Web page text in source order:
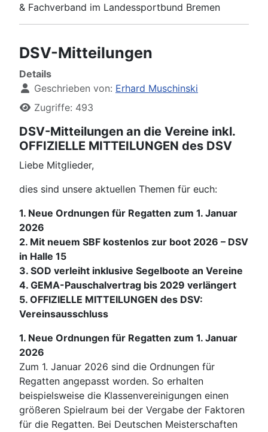
& Fachverband im Landessportbund Bremen
DSV-Mitteilungen
Details
Geschrieben von: Erhard Muschinski
Zugriffe: 493
DSV-Mitteilungen an die Vereine inkl.
OFFIZIELLE MITTEILUNGEN des DSV
Liebe Mitglieder,
dies sind unsere aktuellen Themen für euch:
1. Neue Ordnungen für Regatten zum 1. Januar
2026
2. Mit neuem SBF kostenlos zur boot 2026 – DSV
in Halle 15
3. SOD verleiht inklusive Segelboote an Vereine
4. GEMA-Pauschalvertrag bis 2029 verlängert
5. OFFIZIELLE MITTEILUNGEN des DSV:
Vereinsausschluss
1. Neue Ordnungen für Regatten zum 1. Januar
2026
Zum 1. Januar 2026 sind die Ordnungen für
Regatten angepasst worden. So erhalten
beispielsweise die Klassenvereinigungen einen
größeren Spielraum bei der Vergabe der Faktoren
für die Regatten. Bei Deutschen Meisterschaften